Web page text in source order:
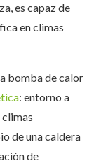
es capaz de
en climas
bomba de calor
: entorno a
de una caldera
de